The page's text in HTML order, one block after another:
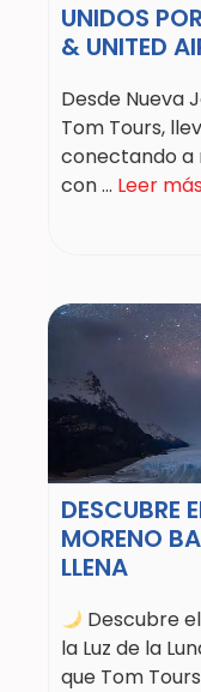
UNIDOS
& UNITED
Desde Nueva
Tom Tours,
conectando a
con ... Leer más
DESCUBRE
MORENO
LLENA
Descubre
la Luz de la
que Tom